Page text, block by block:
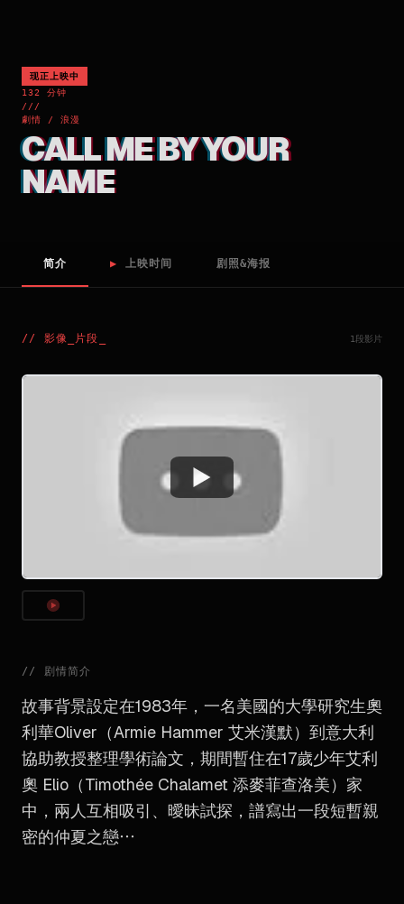
现正上映中
132 分钟
///
劇情 / 浪漫
CALL ME BY YOUR
NAME
简介 ▶ 上映时间 剧照&海报
// 影像_片段 1段影片
Watch
// 剧情简介
故事背景設定在1983年，一名美國的大學研究生奧
利華Oliver（Armie Hammer 艾米漢默）到意大利
協助教授整理學術論文，期間暫住在17歲少年艾利
奧 Elio（Timothée Chalamet 添麥菲查洛美）家
中，兩人互相吸引、曖昧試探，譜寫出一段短暫親
密的仲夏之戀⋯